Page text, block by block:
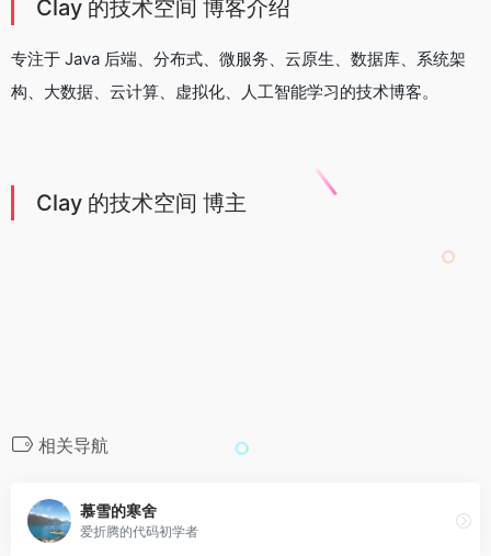
Clay 的技术空间 博客介绍
专注于 Java 后端、分布式、微服务、云原生、数据库、系统架
构、大数据、云计算、虚拟化、人工智能学习的技术博客。
Clay 的技术空间 博主
相关导航
慕雪的寒舍
爱折腾的代码初学者